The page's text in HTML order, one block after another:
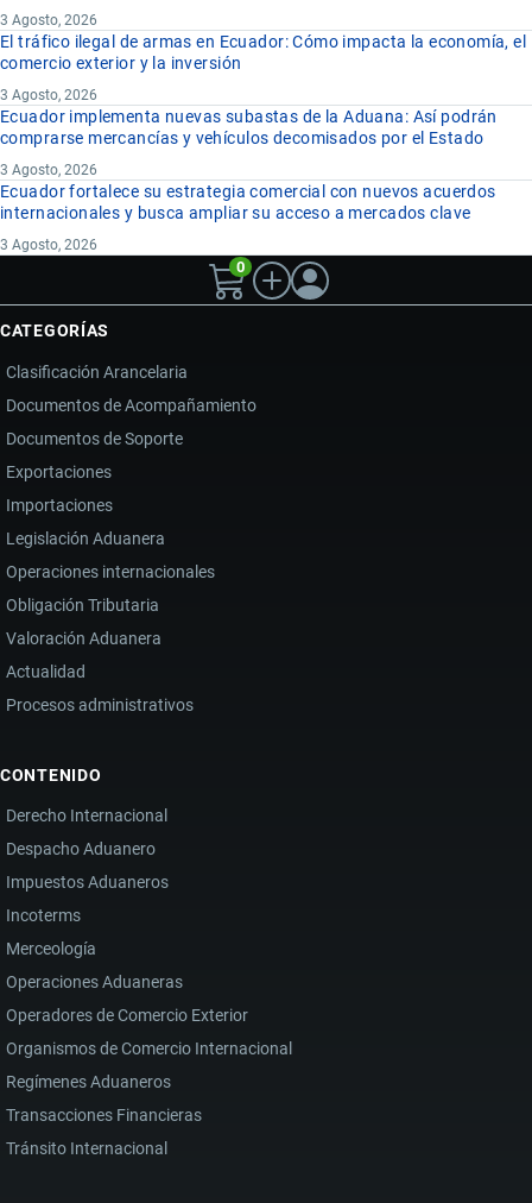
3 Agosto, 2026
El tráfico ilegal de armas en Ecuador: Cómo impacta la economía, el
comercio exterior y la inversión
3 Agosto, 2026
Ecuador implementa nuevas subastas de la Aduana: Así podrán
comprarse mercancías y vehículos decomisados por el Estado
3 Agosto, 2026
Ecuador fortalece su estrategia comercial con nuevos acuerdos
internacionales y busca ampliar su acceso a mercados clave
3 Agosto, 2026
0
CATEGORÍAS
Clasificación Arancelaria
Documentos de Acompañamiento
Documentos de Soporte
Exportaciones
Importaciones
Legislación Aduanera
Operaciones internacionales
Obligación Tributaria
Valoración Aduanera
Actualidad
Procesos administrativos
CONTENIDO
Derecho Internacional
Despacho Aduanero
Impuestos Aduaneros
Incoterms
Merceología
Operaciones Aduaneras
Operadores de Comercio Exterior
Organismos de Comercio Internacional
Regímenes Aduaneros
Transacciones Financieras
Tránsito Internacional